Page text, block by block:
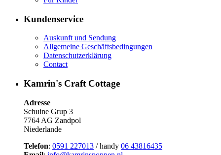
Kundenservice
Auskunft und Sendung
Allgemeine Geschäftsbedingungen
Datenschutzerklärung
Contact
Kamrin's Craft Cottage
Adresse
Schuine Grup 3
7764 AG Zandpol
Niederlande
Telefon: 0591 227013 / handy 06 43816435